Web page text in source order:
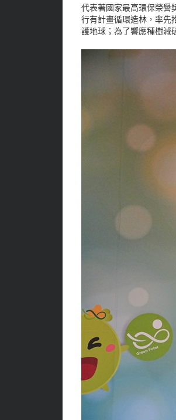
代表著國家最高環保榮譽
行有計畫循環造林，率先
護地球；為了響應種樹減